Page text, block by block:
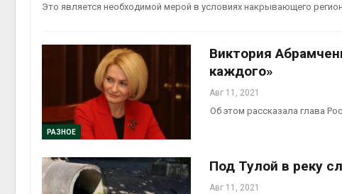
Это является необходимой мерой в условиях накрывающего
РАЗНОЕ
Виктория
каждого»
Авг 11, 2021
Об этом рассказала глава
Под Тулой в реку
Авг 11, 2021